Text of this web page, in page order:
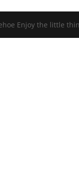
Enjoy the little